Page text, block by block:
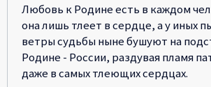
Любовь к Родине есть в каждом
она лишь тлеет в сердце, а у иных
ветры судьбы ныне бушуют на
Родине - России, раздувая пламя
даже в самых тлеющих сердцах.